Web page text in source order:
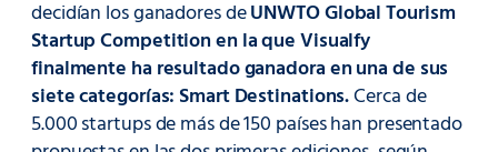
decidían los ganadores deUNWTO Global Tourism
Startup Competition en la que Visualfy
finalmente ha resultado ganadora en una de sus
siete categorías: Smart Destinations.Cerca de
5.000 startups de más de 150 países han presentado